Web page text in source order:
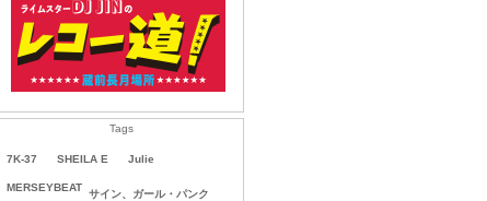
Tags
7K-37 SHEILA E Julie
MERSEYBEAT
サイン、ガール・パンク